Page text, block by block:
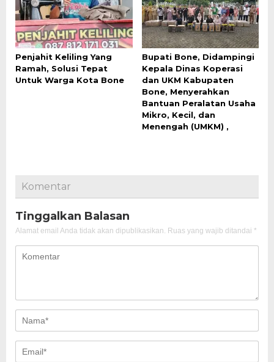
Penjahit Keliling Yang
Ramah, Solusi Tepat
Untuk Warga Kota Bone
Bupati Bone, Didampingi
Kepala Dinas Koperasi
dan UKM Kabupaten
Bone, Menyerahkan
Bantuan Peralatan Usaha
Mikro, Kecil, dan
Menengah (UMKM) ,
Komentar
Tinggalkan Balasan
Alamat email Anda tidak akan dipublikasikan. Ruas yang wajib ditandai *